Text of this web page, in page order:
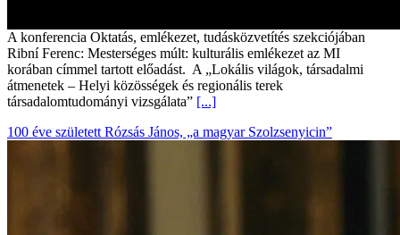
A konferencia Oktatás, emlékezet, tudásközvetítés szekciójában
Ribní Ferenc: Mesterséges múlt: kulturális emlékezet az MI
korában címmel tartott előadást. A „Lokális világok, társadalmi
átmenetek – Helyi közösségek és regionális terek
társadalomtudományi vizsgálata” [...]
100 éve született Rózsás János, „a magyar Szolzsenyicin”